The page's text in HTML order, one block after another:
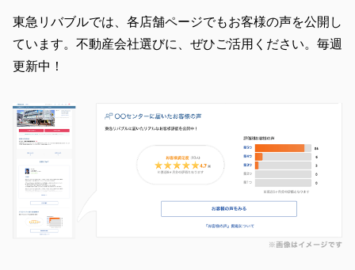
東急リバブルでは、各店舗ページでもお客様の声を公開し
ています。不動産会社選びに、ぜひご活用ください。毎週
更新中！